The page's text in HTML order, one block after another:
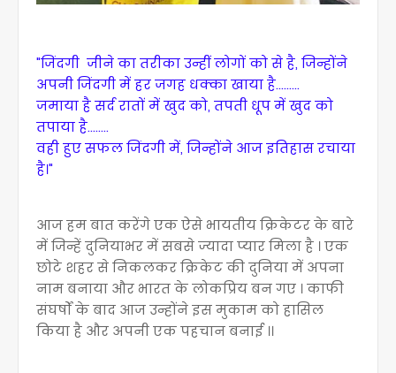
"जिंदगी जीने का तरीका उन्हीं लोगों को से है, जिन्होंने
अपनी जिंदगी में हर जगह धक्का खाया है.........
जमाया है सर्द रातों में खुद को, तपती धूप में खुद को
तपाया है........
वही हुए सफल जिंदगी में, जिन्होंने आज इतिहास रचाया
है।"
आज हम बात करेंगे एक ऐसे भायतीय क्रिकेटर के बारे
में जिन्हें दुनियाभर में सबसे ज्यादा प्यार मिला है । एक
छोटे शहर से निकलकर क्रिकेट की दुनिया में अपना
नाम बनाया और भारत के लोकप्रिय बन गए । काफी
संघर्षों के बाद आज उन्होंने इस मुकाम को हासिल
किया है और अपनी एक पहचान बनाई ।।